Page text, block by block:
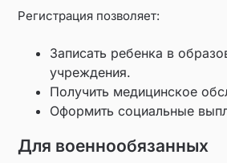
Регистрация позволяет:
Записать ребенка в
учреждения.
Получить медицинское
Оформить социальные
Для военнообязанных